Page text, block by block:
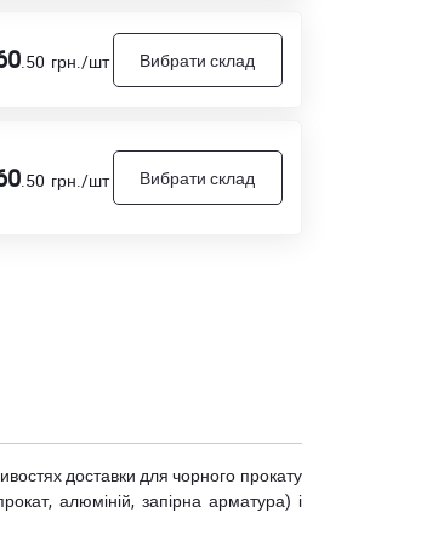
.50 грн./шт Вибрати склад
.50 грн./шт Вибрати склад
доставки для чорного прокату
алюміній, запірна арматура) і